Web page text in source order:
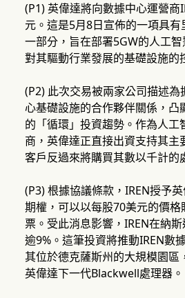
(P1) 英偉達將向數據中心運營商
元。這是5月8日宣佈的一項具
一部分，旨在部署5GW的人工
對其驅動行業發展的基礎設施的
(P2) 此次交易被兩家公司描述
心基礎設施的合作夥伴關係，凸
的「循環」投資趨勢。作為人工
商，英偉達正直接出資支持其主
客戶反過來將購買其數以千計的
(P3) 根據協議條款，IREN授予
期權，可以以每股70美元的價
票。受此消息影響，IREN在納
逾9%。這筆投資將推動IREN數
其位於德克薩斯州的大規模園區
英偉達下一代Blackwell處理器。